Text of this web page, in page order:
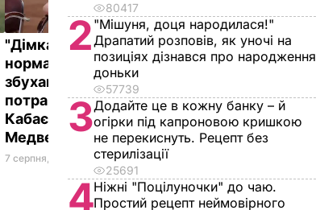
"Дімка був наче
нормальний, поки не
збухався". У мережу
потрапили знімки
Кабаєвої з
Медведєвим
7 серпня, 20.39 БУЛЬВАР
Гості думають, що
це закуска з
приготувати ніжні
баклажанні
рулетики без зайвого
жиру
7 серпня, 20.16БУЛЬВАР
80417
2 "Мішуня, доця народилася!"
Драпатий розповів, як уночі на
позиціях дізнався про народження
доньки
57739
3Додайте це в кожну банку – й
огірки під капроновою кришкою
не перекиснуть. Рецепт без
стерилізації
25691
4Ніжні "Поцілуночки" до чаю.
Простий рецепт неймовірного